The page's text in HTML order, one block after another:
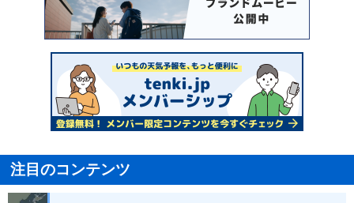
注目のコンテンツ